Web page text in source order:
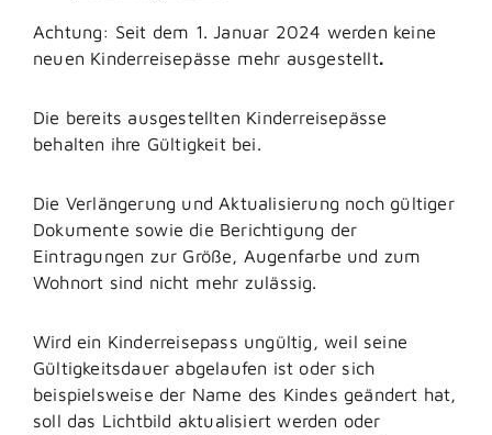
Achtung: Seit dem 1. Januar 2024 werden keine
neuen Kinderreisepässe mehr ausgestellt.
Die bereits ausgestellten Kinderreisepässe
behalten ihre Gültigkeit bei.
Die Verlängerung und Aktualisierung noch gültiger
Dokumente sowie die Berichtigung der
Eintragungen zur Größe, Augenfarbe und zum
Wohnort sind nicht mehr zulässig.
Wird ein Kinderreisepass ungültig, weil seine
Gültigkeitsdauer abgelaufen ist oder sich
beispielsweise der Name des Kindes geändert hat,
soll das Lichtbild aktualisiert werden oder